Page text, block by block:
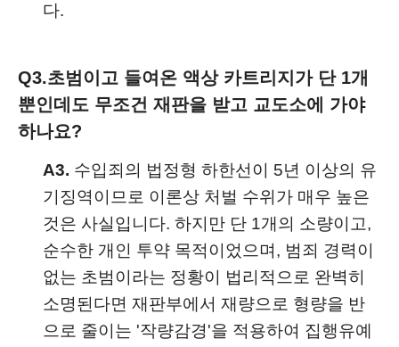
다.
Q3.초범이고 들여온 액상 카트리지가 단 1개
뿐인데도 무조건 재판을 받고 교도소에 가야
하나요?
A3. 수입죄의 법정형 하한선이 5년 이상의 유
기징역이므로 이론상 처벌 수위가 매우 높은
것은 사실입니다. 하지만 단 1개의 소량이고,
순수한 개인 투약 목적이었으며, 범죄 경력이
없는 초범이라는 정황이 법리적으로 완벽히
소명된다면 재판부에서 재량으로 형량을 반
으로 줄이는 '작량감경'을 적용하여 집행유예